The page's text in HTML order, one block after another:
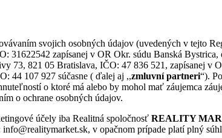
svojich osobných údajov (uvedených v tejto
zapísanej v OR Okr. súdu Banská Bystrica,
73, 821 05 Bratislava, IČO: 47 836 521, zapísanej
44 107 927 súčasne ( ďalej aj ,,zmluvní partneri“).
o ktoré má alebo by mohol mať záujemca
o ochrane osobných údajov.
účely iba Realitná spoločnosť REALITY
v opačnom prípade platí plný